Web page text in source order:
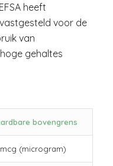
heeft
voor de
van
gehaltes
bovengrens
(microgram)